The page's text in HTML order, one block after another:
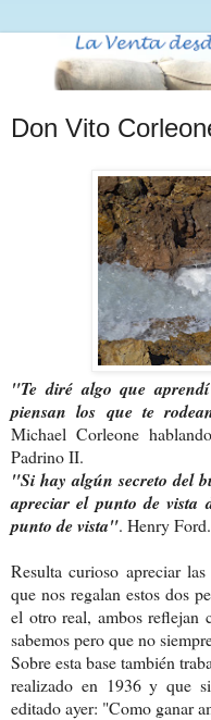
Don Vito
"Te diré algo que
piensan los que te
Michael Corleone
Padrino II.
"Si hay algún secreto del
apreciar el punto de vista
punto de vista". Henry Ford.
Resulta curioso apreciar
que nos regalan estos dos
el otro real, ambos reflejan
sabemos pero que no
Sobre esta base también
realizado en 1936 y que
editado ayer: "Como ganar